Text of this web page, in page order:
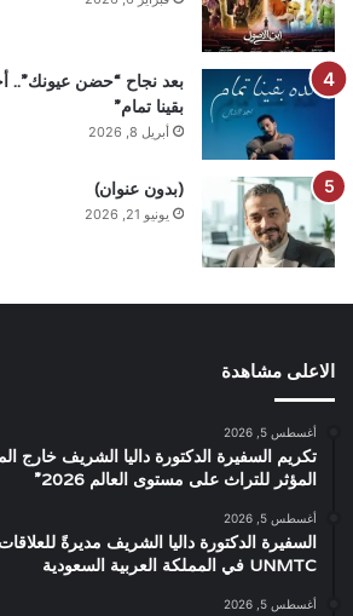
بعد نجاح “حضن عيونك”..
بقينا تمام”
أبريل 8, 2026
(بدون عنوان)
يونيو 21, 2026
الاعلى مشاهدة
أغسطس 5, 2026
تكريم السفيرة الدكتورة داليا الشريف خارج
المؤثر للتراث على مستوى العالم 2026”
أغسطس 5, 2026
السفيرة الدكتورة داليا الشريف مديرةً
UNMTC في المملكة العربية السعودية
أغسطس 5, 2026